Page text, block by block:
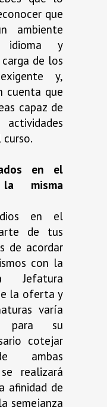
que
ambiente
idioma y
de los
y,
cuenta que
capaz de
en el
misma
en el
de tus
de acordar
con la
Jefatura
la oferta y
varía
para su
cotejar
ambas
realizará
afinidad de
semejanza